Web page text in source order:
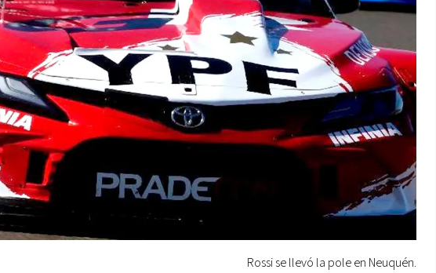
Rossi se llevó la pole en Neuquén.